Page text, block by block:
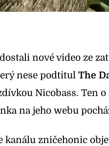
nové video ze
nese podtitul The
Nicobass. Ten
na jeho webu
kanálu zničehonic